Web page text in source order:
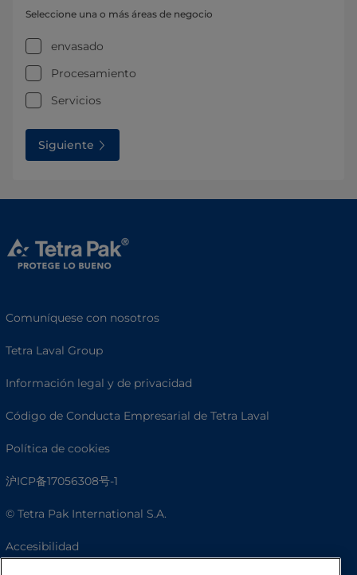
Seleccione una o más áreas de negocio
envasado
Procesamiento
Servicios
Siguiente
Comuníquese con nosotros
Tetra Laval Group
Información legal y de privacidad
Código de Conducta Empresarial de Tetra Laval
Política de cookies
沪ICP备17056308号-1
© Tetra Pak International S.A.
Accesibilidad